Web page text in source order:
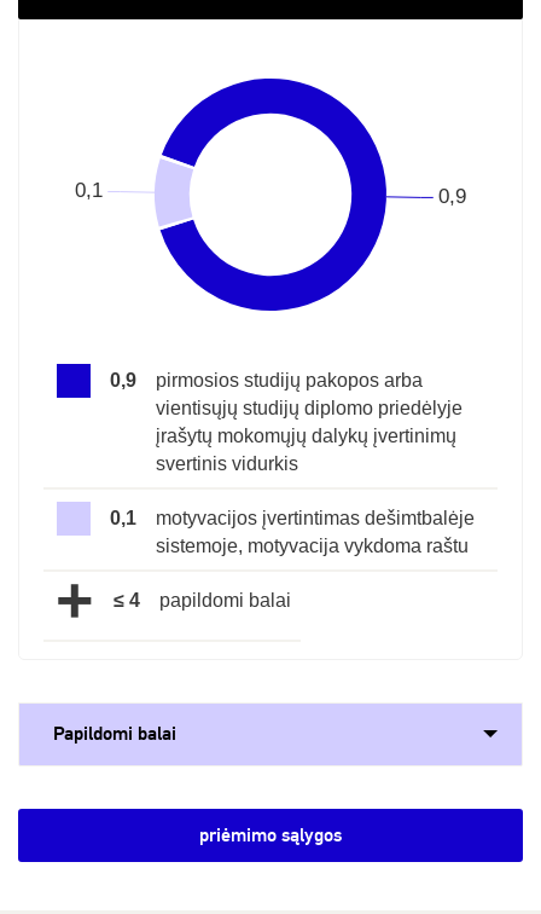
0,9
pirmosios studijų pakopos arba
vientisųjų studijų diplomo priedėlyje
įrašytų mokomųjų dalykų įvertinimų
svertinis vidurkis
0,1
motyvacijos įvertintimas dešimtbalėje
sistemoje, motyvacija vykdoma raštu
+ ≤ 4 papildomi balai
Papildomi balai
priėmimo sąlygos